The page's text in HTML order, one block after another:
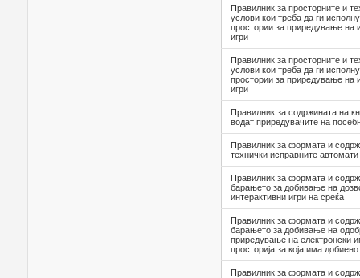
Правилник за просторните и
услови кои треба да ги
простории за приредување на
игри
Правилник за просторните и
услови кои треба да ги
простории за приредување на
игри
Правилник за содржината на
водат приредувачите на
Правилник за формата и
технички исправните автомати
Правилник за формата и
барањето за добивање на
интерактивни игри на среќа
Правилник за формата и
барањето за добивање на
приредување на електронски
просторија за која има
Правилник за формата и